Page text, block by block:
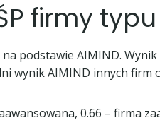
firmy typu
podstawie AIMIND.
wynik AIMIND innych
0.66 – firma